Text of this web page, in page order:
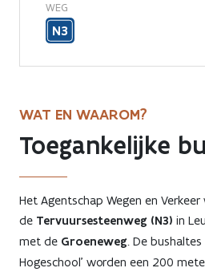
WEG
N3
WAT EN WAAROM?
Toegankelijke
Het Agentschap Wegen en
de Tervuursesteenweg (N3) in
met de Groeneweg. De bushaltes
Hogeschool’ worden een 200